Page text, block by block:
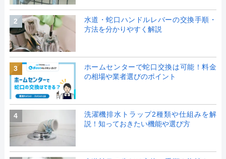
2
水道・蛇口ハンドルレバーの交換手順・
方法を分かりやすく解説
3
ホームセンターで蛇口交換は可能！料金
の相場や業者選びのポイント
4
洗濯機排水トラップ2種類や仕組みを解
説！知っておきたい機能や選び方